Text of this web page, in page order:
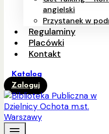
angielski
Przystanek w
Regulaminy
Placówki
Kontakt
Katalog
Zaloguj